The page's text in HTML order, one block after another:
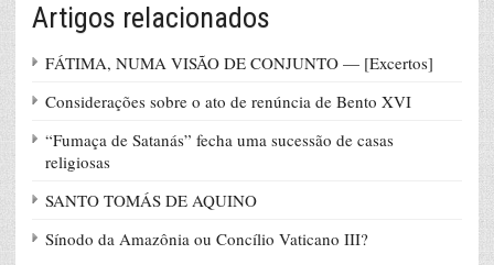
Artigos relacionados
FÁTIMA, NUMA VISÃO DE CONJUNTO — [Excertos]
Considerações sobre o ato de renúncia de Bento XVI
“Fumaça de Satanás” fecha uma sucessão de casas
religiosas
SANTO TOMÁS DE AQUINO
Sínodo da Amazônia ou Concílio Vaticano III?